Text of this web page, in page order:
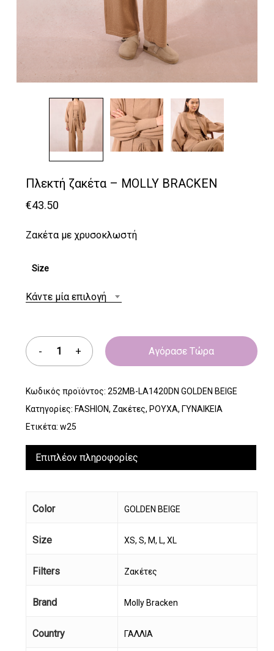
Πλεκτή ζακέτα – MOLLY BRACKEN
€43.50
Ζακέτα με χρυσοκλωστή
Size
Κάντε μία επιλογή
Αγόρασε Τώρα
Κωδικός προϊόντος: 252MB-LA1420DN GOLDEN BEIGE
Κατηγορίες: FASHION, Ζακέτες, ΡΟΥΧΑ, ΓΥΝΑΙΚΕΙΑ
Ετικέτα: w25
Επιπλέον πληροφορίες
Color GOLDEN BEIGE
Size XS, S, M, L, XL
Filters Ζακέτες
Brand Molly Bracken
Country ΓΑΛΛΙΑ